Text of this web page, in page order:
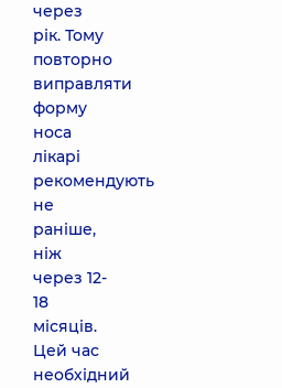
через
рік. Тому
повторно
виправляти
форму
носа
лікарі
рекомендують
не
раніше,
ніж
через 12-
18
місяців.
Цей час
необхідний